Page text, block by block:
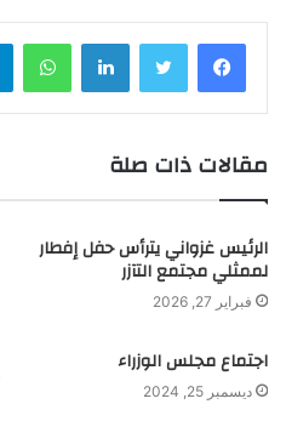
لينكدإن واتساب
مقالات ذات صلة
الرئيس غزواني يترأس حفل إفطار
لممثلي مجتمع التآزر
فبراير 27, 2026
اجتماع مجلس الوزراء
ديسمبر 25, 2024